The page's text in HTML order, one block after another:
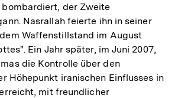
der Zweite
Nasrallah feierte ihn in seiner
Waffenstillstand im August
Ein Jahr später, im Juni 2007,
die Kontrolle über den
Höhepunkt iranischen Einflusses in
mit freundlicher